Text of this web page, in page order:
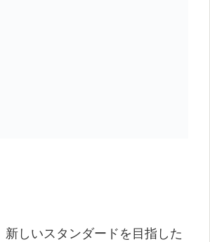
新しいスタンダードを目指した